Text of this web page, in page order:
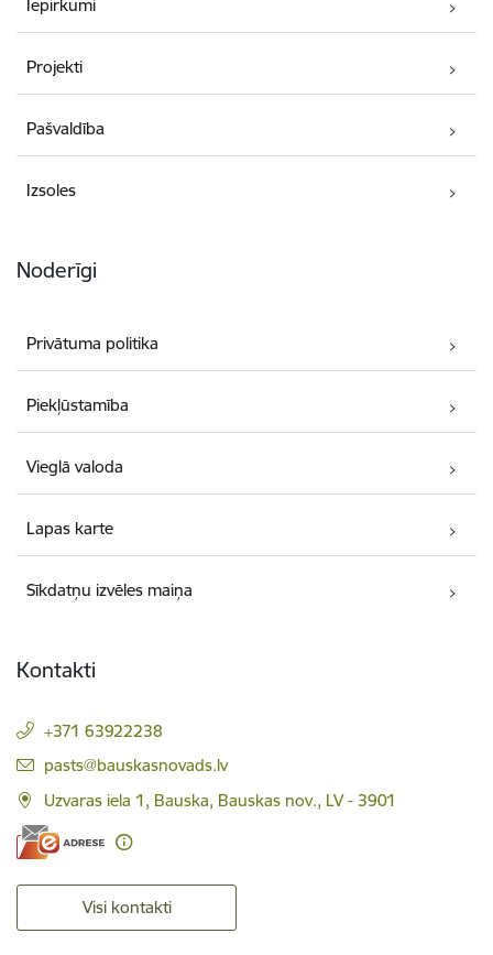
Iepirkumi
Projekti
Pašvaldība
Izsoles
Noderīgi
Privātuma politika
Piekļūstamība
Vieglā valoda
Lapas karte
Sīkdatņu izvēles maiņa
Kontakti
+371 63922238
E-pasts:
pasts@bauskasnovads.lv
Uzvaras iela 1, Bauska, Bauskas nov., LV - 3901
Visi kontakti